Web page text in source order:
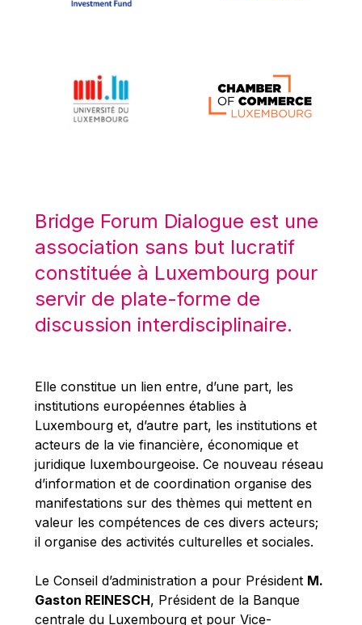
Lars Heikensten
Lucas Papademos
Máire Geoghegan-Quinn
Mario Centeno
Mario Monti
Maroš ŠEFČOVIČ
Martin Bailey
Martine Reicherts
Michael Sohlman
Michel Goedert
Mireille Delmas-Marty
Nobuo Tanaka
Otmar Issing
Paolo Mengozzi
Paschal Donohoe
Pat Cox
Patrizia Nanz
Bridge Forum Dialogue est une
association sans but lucratif
constituée à Luxembourg pour
servir de plate-forme de
discussion interdisciplinaire.
Elle constitue un lien entre, d’une part, les
institutions européennes établies à
Luxembourg et, d’autre part, les institutions et
acteurs de la vie financière, économique et
juridique luxembourgeoise. Ce nouveau réseau
d’information et de coordination organise des
manifestations sur des thèmes qui mettent en
valeur les compétences de ces divers acteurs;
il organise des activités culturelles et sociales.
Le Conseil d’administration a pour Président M.
Gaston REINESCH, Président de la Banque
centrale du Luxembourg et pour Vice-